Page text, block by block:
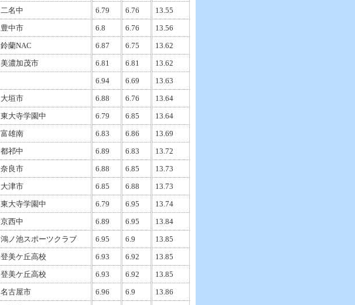
二名中 6.79 6.76
13.55
豊中市 6.8 6.76
13.56
鈴蘭NAC 6.87 6.75
13.62
美濃加茂市 6.81 6.81
13.62
6.94 6.69
13.63
大垣市 6.88 6.76
13.64
東大寺学園中 6.79 6.85
13.64
富雄南 6.83 6.86
13.69
都祁中 6.89 6.83
13.72
奈良市 6.88 6.85
13.73
大津市 6.85 6.88
13.73
東大寺学園中 6.79 6.95
13.74
京西中 6.89 6.95
13.84
鴻ノ池スポーツクラブ 6.95 6.9
13.85
登美ケ丘高校 6.93 6.92
13.85
登美ケ丘高校 6.93 6.92
13.85
名古屋市 6.96 6.9
13.86